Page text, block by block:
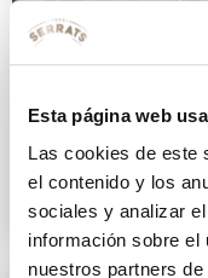
Esta página web
Las cookies de este
el contenido y los
sociales y analizar
información sobre el
nuestros partners
bonito
8 ENERO 2020